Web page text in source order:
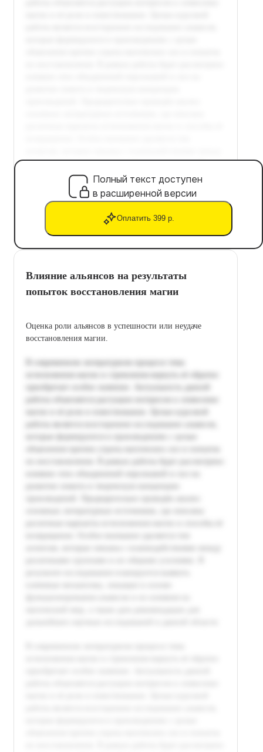
Полный текст доступен
в расширенной версии
Оплатить 399 р.
Влияние альянсов на результаты
попыток восстановления магии
Оценка роли альянсов в успешности или неудаче
восстановления магии.